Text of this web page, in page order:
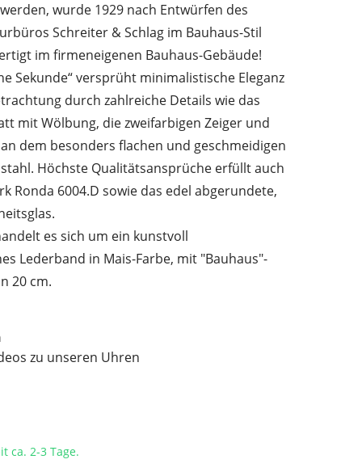
wurde 1929 nach Entwürfen des
Schreiter & Schlag im Bauhaus-Stil
im firmeneigenen Bauhaus-Gebäude!
Sekunde“ versprüht minimalistische Eleganz
durch zahlreiche Details wie das
mit Wölbung, die zweifarbigen Zeiger und
dem besonders flachen und geschmeidigen
Höchste Qualitätsansprüche erfüllt auch
Ronda 6004.D sowie das edel abgerundete,
es sich um ein kunstvoll
Lederband in Mais-Farbe, mit "Bauhaus"-
20 cm.
zu unseren Uhren
ca. 2-3 Tage.